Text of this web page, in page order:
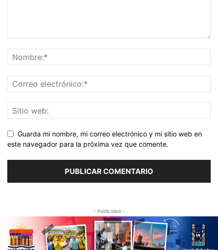
Guarda mi nombre, mi correo electrónico y mi sitio web en
este navegador para la próxima vez que comente.
- Publicidad -